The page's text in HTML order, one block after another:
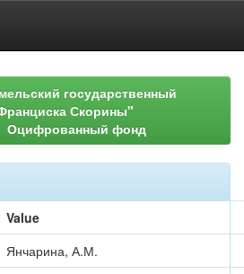
государственный
Скорины"
Оцифрованный фонд
Value
Янчарина, А.М.